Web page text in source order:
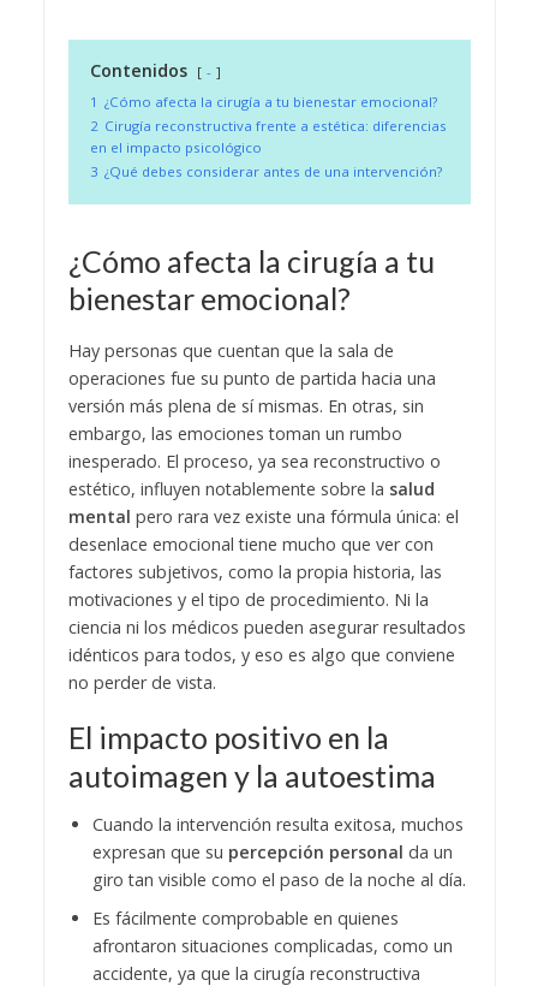
Contenidos
-
1 ¿Cómo afecta la cirugía a tu bienestar emocional?
2 Cirugía reconstructiva frente a estética: diferencias
en el impacto psicológico
3 ¿Qué debes considerar antes de una intervención?
¿Cómo afecta la cirugía a tu
bienestar emocional?
Hay personas que cuentan que la sala de
operaciones fue su punto de partida hacia una
versión más plena de sí mismas. En otras, sin
embargo, las emociones toman un rumbo
inesperado. El proceso, ya sea reconstructivo o
estético, influyen notablemente sobre la salud
mental pero rara vez existe una fórmula única: el
desenlace emocional tiene mucho que ver con
factores subjetivos, como la propia historia, las
motivaciones y el tipo de procedimiento. Ni la
ciencia ni los médicos pueden asegurar resultados
idénticos para todos, y eso es algo que conviene
no perder de vista.
El impacto positivo en la
autoimagen y la autoestima
Cuando la intervención resulta exitosa, muchos
expresan que su percepción personal da un
giro tan visible como el paso de la noche al día.
Es fácilmente comprobable en quienes
afrontaron situaciones complicadas, como un
accidente, ya que la cirugía reconstructiva